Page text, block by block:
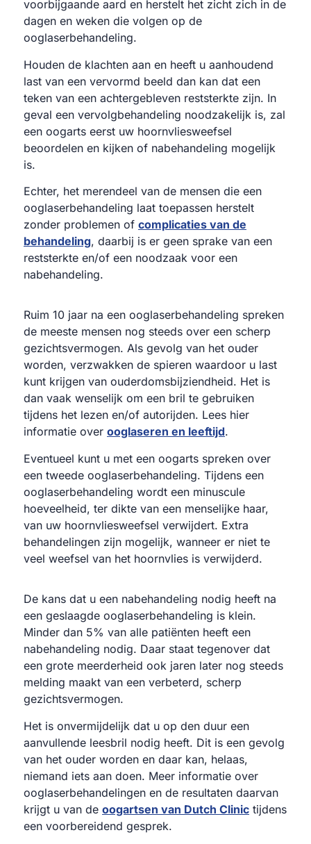
voorbijgaande aard en herstelt het zicht zich in de
dagen en weken die volgen op de
ooglaserbehandeling.
Houden de klachten aan en heeft u aanhoudend
last van een vervormd beeld dan kan dat een
teken van een achtergebleven reststerkte zijn. In
geval een vervolgbehandeling noodzakelijk is, zal
een oogarts eerst uw hoornvliesweefsel
beoordelen en kijken of nabehandeling mogelijk
is.
Echter, het merendeel van de mensen die een
ooglaserbehandeling laat toepassen herstelt
zonder problemen of complicaties van de
behandeling, daarbij is er geen sprake van een
reststerkte en/of een noodzaak voor een
nabehandeling.
Ruim 10 jaar na een ooglaserbehandeling spreken
de meeste mensen nog steeds over een scherp
gezichtsvermogen. Als gevolg van het ouder
worden, verzwakken de spieren waardoor u last
kunt krijgen van ouderdomsbijziendheid. Het is
dan vaak wenselijk om een bril te gebruiken
tijdens het lezen en/of autorijden. Lees hier
informatie over ooglaseren en leeftijd.
Eventueel kunt u met een oogarts spreken over
een tweede ooglaserbehandeling. Tijdens een
ooglaserbehandeling wordt een minuscule
hoeveelheid, ter dikte van een menselijke haar,
van uw hoornvliesweefsel verwijdert. Extra
behandelingen zijn mogelijk, wanneer er niet te
veel weefsel van het hoornvlies is verwijderd.
De kans dat u een nabehandeling nodig heeft na
een geslaagde ooglaserbehandeling is klein.
Minder dan 5% van alle patiënten heeft een
nabehandeling nodig. Daar staat tegenover dat
een grote meerderheid ook jaren later nog steeds
melding maakt van een verbeterd, scherp
gezichtsvermogen.
Het is onvermijdelijk dat u op den duur een
aanvullende leesbril nodig heeft. Dit is een gevolg
van het ouder worden en daar kan, helaas,
niemand iets aan doen. Meer informatie over
ooglaserbehandelingen en de resultaten daarvan
krijgt u van de oogartsen van Dutch Clinic tijdens
een voorbereidend gesprek.